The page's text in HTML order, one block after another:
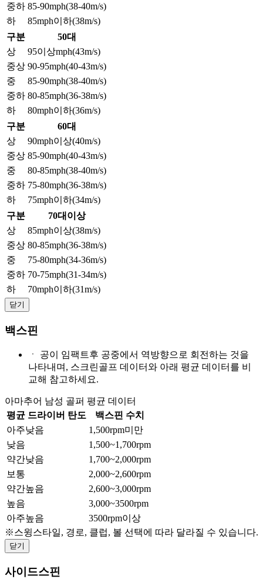
중하 85-90mph(38-40m/s)
하
85mph이하(38m/s)
구분
50대
상
95이상mph(43m/s)
중상 90-95mph(40-43m/s)
중
85-90mph(38-40m/s)
중하 80-85mph(36-38m/s)
하
80mph이하(36m/s)
구분
60대
상
90mph이상(40m/s)
중상 85-90mph(40-43m/s)
중
80-85mph(38-40m/s)
중하 75-80mph(36-38m/s)
하
75mph이하(34m/s)
구분
70대이상
상
85mph이상(38m/s)
중상 80-85mph(36-38m/s)
중
75-80mph(34-36m/s)
중하 70-75mph(31-34m/s)
하
70mph이하(31m/s)
닫기
백스핀
ㆍ
공이 임팩트후 공중에서 역방향으로 회전하는 것을
나타내며, 스크린골프 데이터와 아래 평균 데이터를 비
교해 참고하세요.
아마추어 남성 골퍼 평균 데이터
평균 드라이버 탄도
백스핀 수치
아주낮음
1,500rpm미만
낮음
1,500~1,700rpm
약간낮음
1,700~2,000rpm
보통
2,000~2,600rpm
약간높음
2,600~3,000rpm
높음
3,000~3500rpm
아주높음
3500rpm이상
※스윙스타일, 경로, 클럽, 볼 선택에 따라 달라질 수 있습니다.
닫기
사이드스핀